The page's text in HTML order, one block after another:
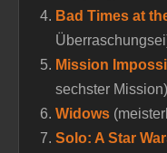
Bad Times at
Mission
sechster Mission)
Widows
Solo: A Star